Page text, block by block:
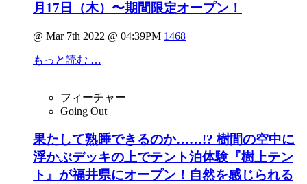
月17日（木）〜期間限定オープン！
@ Mar 7th 2022 @ 04:39PM 1468
もっと読む …
フィーチャー
Going Out
果たして熟睡できるのか……!? 樹間の空中に
浮かぶデッキの上でテント泊体験『樹上テン
ト』が福井県にオープン！自然を感じられる